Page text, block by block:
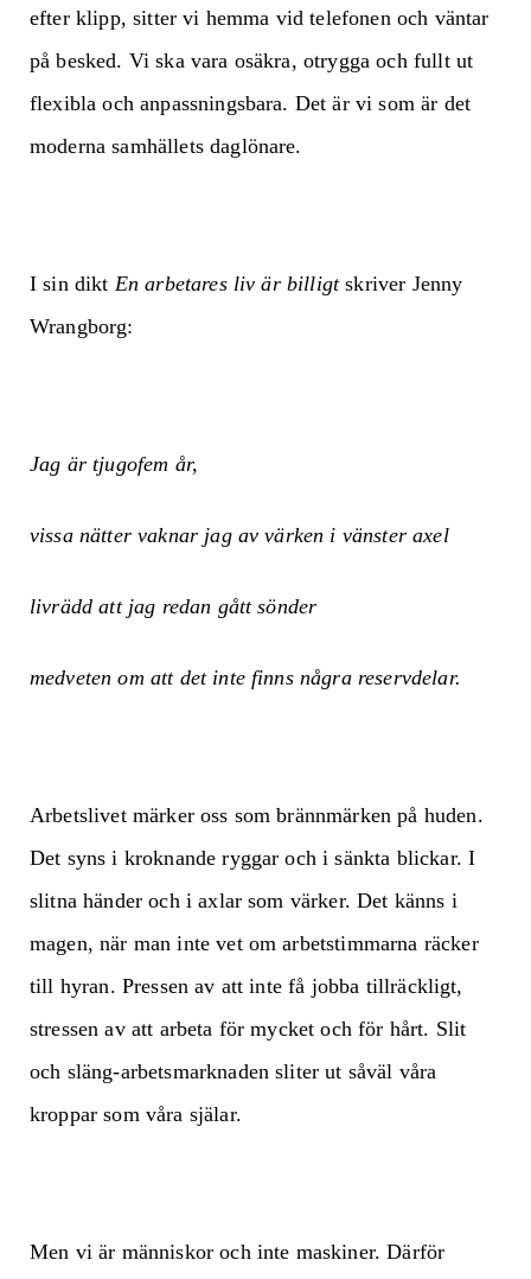
efter klipp, sitter vi hemma vid telefonen och väntar
på besked. Vi ska vara osäkra, otrygga och fullt ut
flexibla och anpassningsbara. Det är vi som är det
moderna samhällets daglönare.
I sin dikt En arbetares liv är billigtskriver Jenny
Wrangborg:
Jag är tjugofem år,
vissa nätter vaknar jag av värken i vänster axel
livrädd att jag redan gått sönder
medveten om att det inte finns några reservdelar.
Arbetslivet märker oss som brännmärken på huden.
Det syns i kroknande ryggar och i sänkta blickar. I
slitna händer och i axlar som värker. Det känns i
magen, när man inte vet om arbetstimmarna räcker
till hyran. Pressen av att inte få jobba tillräckligt,
stressen av att arbeta för mycket och för hårt. Slit
och släng-arbetsmarknaden sliter ut såväl våra
kroppar som våra själar.
Men vi är människor och inte maskiner. Därför